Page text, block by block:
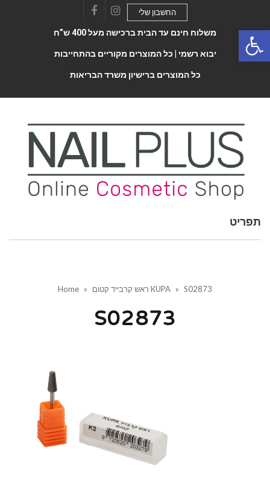
FacebookInstagram
החשבון שלי
משלוח חינם עד הבית ברכישה מעל 400 ש”ח
יבוא רשמי | כל המוצרים מקוריים בהתחייבות
כל המוצרים ברישיון משרד הבריאות
Toggle
תפריט
Home » ראש קרבייד קטום KUPA » S02873
S02873